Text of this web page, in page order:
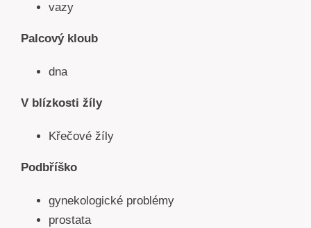
vazy
Palcový kloub
dna
V blízkosti žíly
Křečové žíly
Podbříško
gynekologické problémy
prostata